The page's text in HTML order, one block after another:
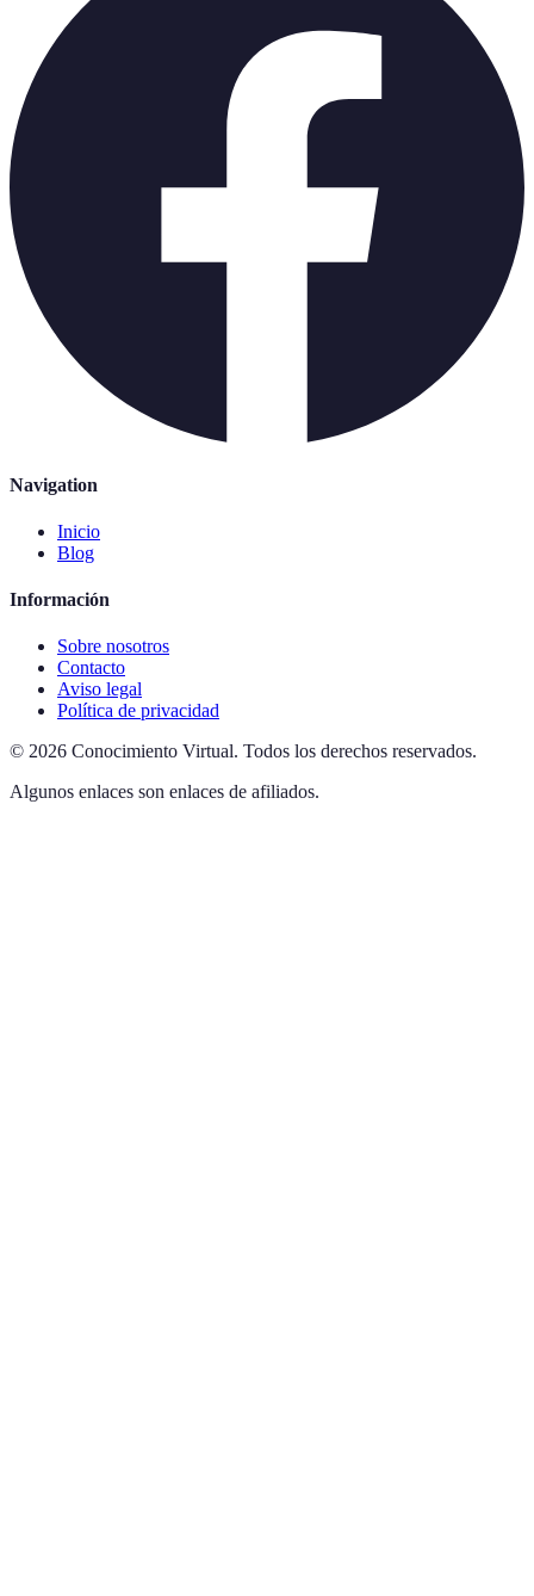
Navigation
Inicio
Blog
Información
Sobre nosotros
Contacto
Aviso legal
Política de privacidad
© 2026 Conocimiento Virtual. Todos los derechos reservados.
Algunos enlaces son enlaces de afiliados.